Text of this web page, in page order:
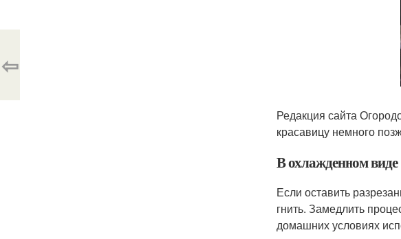
Редакция сайта
красавицу немного
В охлажденном виде
Если оставить
гнить. Замедлить
домашних условиях
⇦